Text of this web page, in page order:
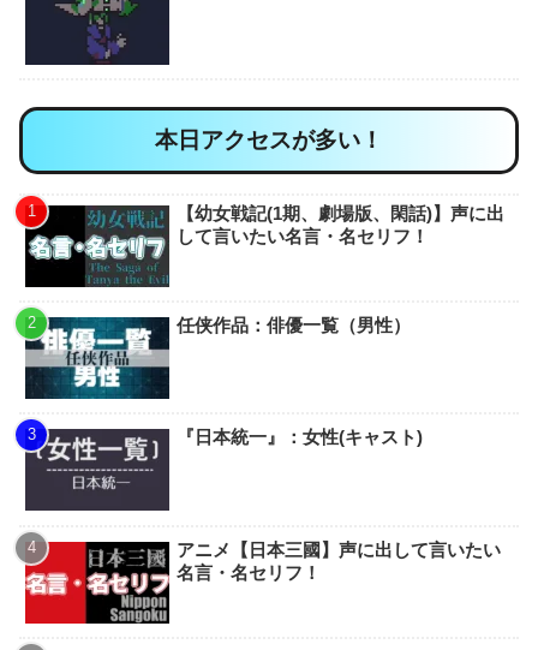
本日アクセスが多い！
【幼女戦記(1期、劇場版、閑話)】声に出
して言いたい名言・名セリフ！
任侠作品：俳優一覧（男性）
『日本統一』：女性(キャスト)
アニメ【日本三國】声に出して言いたい
名言・名セリフ！